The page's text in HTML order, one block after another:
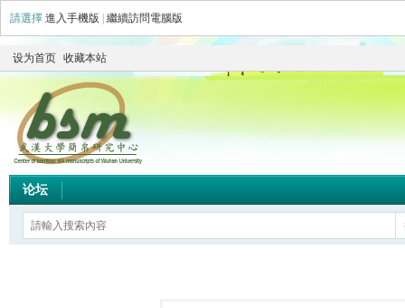
請選擇 進入手機版 繼續訪問電腦版
设为首页 收藏本站
论坛